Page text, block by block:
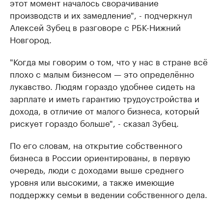
производств и их замедление", - подчеркнул
Алексей Зубец в разговоре с РБК-Нижний
Новгород.
"Когда мы говорим о том, что у нас в стране всё
плохо с малым бизнесом — это определённо
лукавство. Людям гораздо удобнее сидеть на
зарплате и иметь гарантию трудоустройства и
дохода, в отличие от малого бизнеса, который
рискует гораздо больше", - сказал Зубец.
По его словам, на открытие собственного
бизнеса в России ориентированы, в первую
очередь, люди с доходами выше среднего
уровня или высокими, а также имеющие
поддержку семьи в ведении собственного дела.